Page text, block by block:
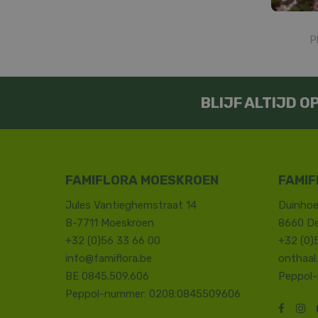
BLIJF ALTIJD
FAMIFLORA MOESKROEN
Jules Vantieghemstraat 14
B-7711 Moeskroen
+32 (0)56 33 66 00
info@famiflora.be
BE 0845.509.606
Peppol-nummer: 0208:0845509606
8660
+32